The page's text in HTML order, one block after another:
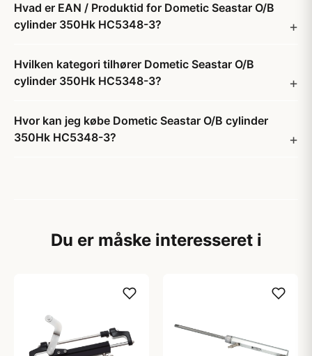
Hvad er EAN / Produktid for Dometic Seastar O/B
cylinder 350Hk HC5348-3?
Hvilken kategori tilhører Dometic Seastar O/B
cylinder 350Hk HC5348-3?
Hvor kan jeg købe Dometic Seastar O/B cylinder
350Hk HC5348-3?
Du er måske interesseret i